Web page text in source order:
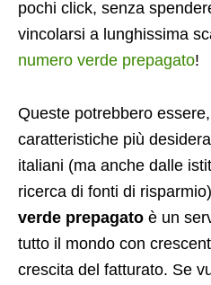
pochi click, senza
vincolarsi a lunghissima
numero verde prepagato!
Queste potrebbero
caratteristiche più
italiani (ma anche dalle
ricerca di fonti di
verde prepagato è un
tutto il mondo con
crescita del fatturato. Se